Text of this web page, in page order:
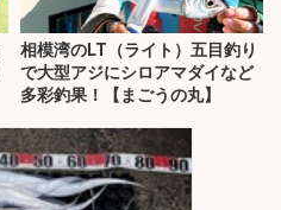
相模湾のLT（ライト）五目釣り
で大型アジにシロアマダイなど
多彩釣果！【まごうの丸】